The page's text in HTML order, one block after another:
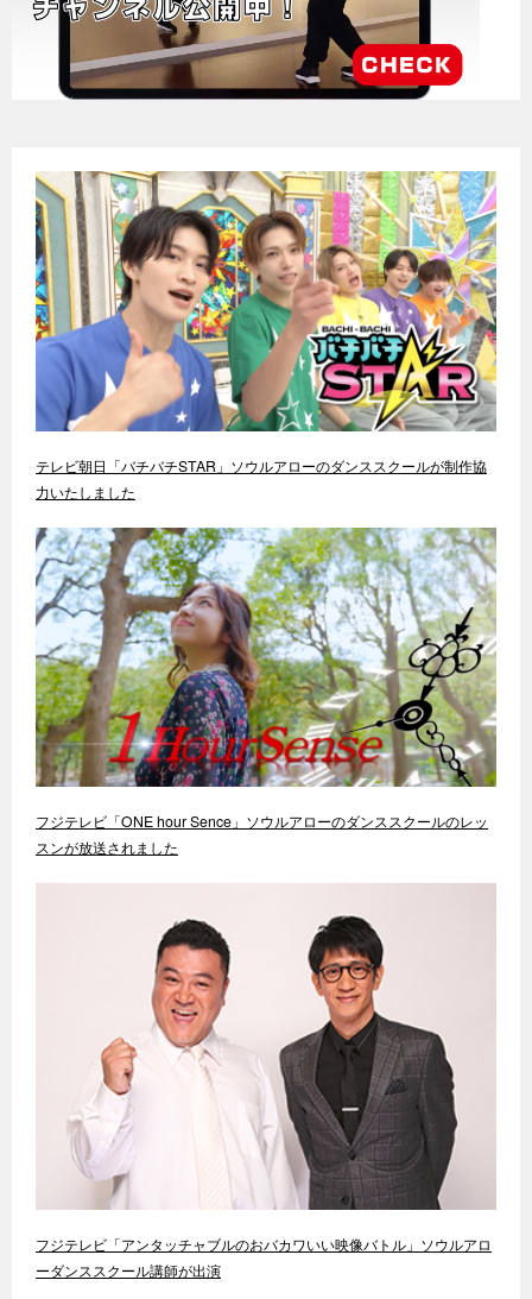
テレビ朝日「バチバチSTAR」ソウルアローのダンススクールが制作協
力いたしました
フジテレビ「ONE hour Sence」ソウルアローのダンススクールのレッ
スンが放送されました
フジテレビ「アンタッチャブルのおバカワいい映像バトル」ソウルアロ
ーダンススクール講師が出演